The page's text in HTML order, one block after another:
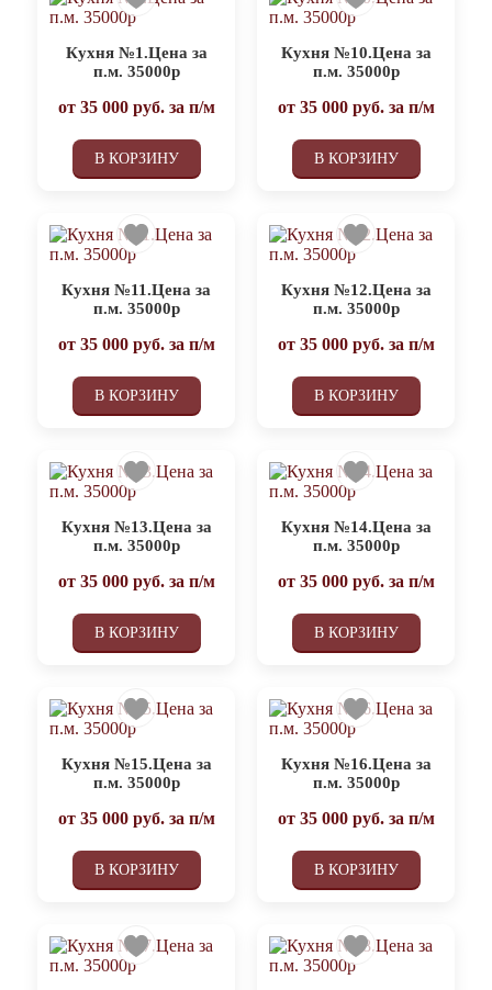
Кухня №1.Цена за
п.м. 35000р
от 35 000руб. за п/м
В КОРЗИНУ
Кухня №10.Цена за
п.м. 35000р
от 35 000руб. за п/м
В КОРЗИНУ
Кухня №11.Цена за
п.м. 35000р
от 35 000руб. за п/м
В КОРЗИНУ
Кухня №12.Цена за
п.м. 35000р
от 35 000руб. за п/м
В КОРЗИНУ
Кухня №13.Цена за
п.м. 35000р
от 35 000руб. за п/м
В КОРЗИНУ
Кухня №14.Цена за
п.м. 35000р
от 35 000руб. за п/м
В КОРЗИНУ
Кухня №15.Цена за
п.м. 35000р
от 35 000руб. за п/м
В КОРЗИНУ
Кухня №16.Цена за
п.м. 35000р
от 35 000руб. за п/м
В КОРЗИНУ